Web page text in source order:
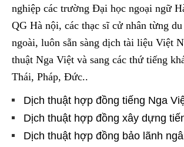
nghiệp các trường Đại học ngoại ngữ
QG Hà nội, các thạc sĩ cử nhân từng
ngoài, luôn sẵn sàng dịch tài liệu Việt
thuật Nga Việt và sang các thứ tiếng
Thái, Pháp, Đức..
Dịch thuật hợp đồng tiếng Nga
Dịch thuật hợp đồng xây dựng
Dịch thuật hợp đồng bảo lãnh